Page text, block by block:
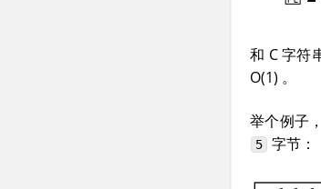
和 C 字符
O(1) 。
举个例子
5 字节：